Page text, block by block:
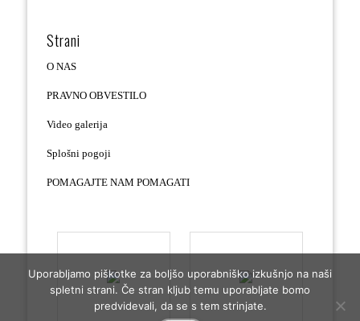
Strani
O NAS
PRAVNO OBVESTILO
Video galerija
Splošni pogoji
POMAGAJTE NAM POMAGATI
Uporabljamo piškotke za boljšo uporabniško izkušnjo na naši
spletni strani. Če stran kljub temu uporabljate bomo
predvidevali, da se s tem strinjate.